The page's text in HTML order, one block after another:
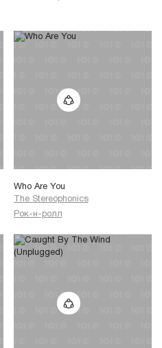
Who Are You
The Stereophonics
Рок-н-ролл